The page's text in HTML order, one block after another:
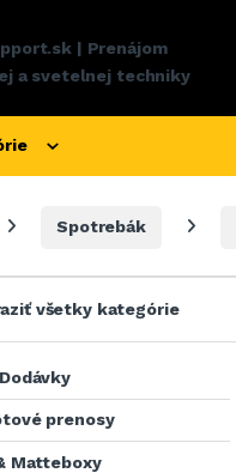
Spotrebák
všetky kategórie
prenosy
Matteboxy